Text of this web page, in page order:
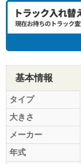
基本情報
タイプ
大きさ
メーカー
年式